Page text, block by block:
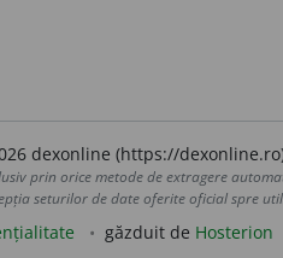
dexonline (https://
prin orice metode de extragere
seturilor de date oferite oficial spre
găzduit de Hosterion